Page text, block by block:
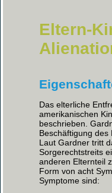
Eltern-
Das elterliche
amerikanischen
beschrieben.
Beschäftigung
Laut Gardner tritt
Sorgerechtstreits
anderen Elternteil
Form von acht
Symptome sind: